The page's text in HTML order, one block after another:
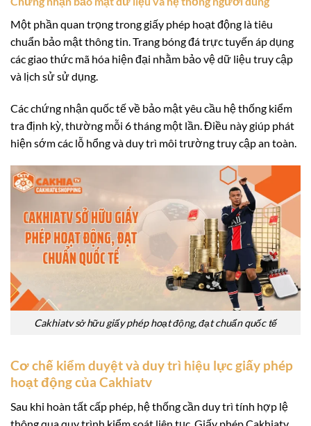
Một phần quan trọng trong giấy phép hoạt động là tiêu
chuẩn bảo mật thông tin. Trang bóng đá trực tuyến áp dụng
các giao thức mã hóa hiện đại nhằm bảo vệ dữ liệu truy cập
và lịch sử sử dụng.
Các chứng nhận quốc tế về bảo mật yêu cầu hệ thống kiểm
tra định kỳ, thường mỗi 6 tháng một lần. Điều này giúp phát
hiện sớm các lỗ hổng và duy trì môi trường truy cập an toàn.
Cakhiatv sở hữu giấy phép hoạt động, đạt chuẩn quốc tế
Cơ chế kiểm duyệt và duy trì hiệu lực giấy phép
hoạt động của Cakhiatv
Sau khi hoàn tất cấp phép, hệ thống cần duy trì tính hợp lệ
thông qua quy trình kiểm soát liên tục. Giấy phép Cakhiatv